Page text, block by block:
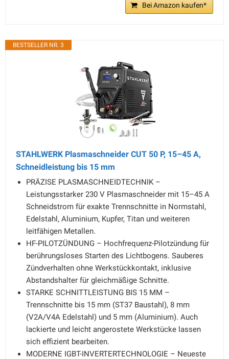
Bei Amazon kaufen*
BESTSELLER NR. 3
STAHLWERK Plasmaschneider CUT 50 P, 15–45 A,
Schneidleistung bis 15 mm
PRÄZISE PLASMASCHNEIDTECHNIK –
Leistungsstarker 230 V Plasmaschneider mit 15–45 A
Schneidstrom für exakte Trennschnitte in Normstahl,
Edelstahl, Aluminium, Kupfer, Titan und weiteren
leitfähigen Metallen.
HF-PILOTZÜNDUNG – Hochfrequenz-Pilotzündung für
berührungsloses Starten des Lichtbogens. Sauberes
Zündverhalten ohne Werkstückkontakt, inklusive
Abstandshalter für gleichmäßige Schnitte.
STARKE SCHNITTLEISTUNG BIS 15 MM –
Trennschnitte bis 15 mm (ST37 Baustahl), 8 mm
(V2A/V4A Edelstahl) und 5 mm (Aluminium). Auch
lackierte und leicht angerostete Werkstücke lassen
sich effizient bearbeiten.
MODERNE IGBT-INVERTERTECHNOLOGIE – Neueste